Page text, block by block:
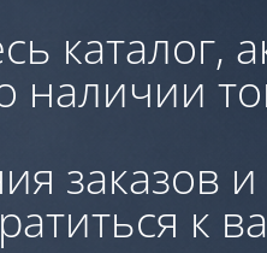
каталог,
наличии
заказов
к